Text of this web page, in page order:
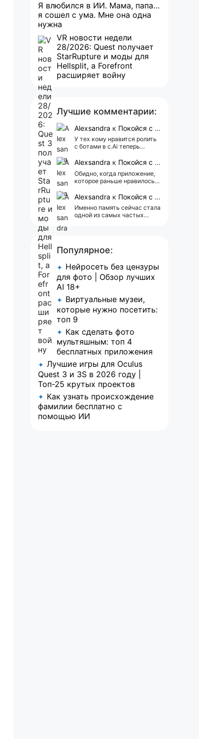
Я влюбился в ИИ. Мама, папа…
я сошел с ума. Мне она одна
нужна
VR новости недели
28/2026: Quest получает
StarRupture и моды для
Hellsplit, а Forefront
расширяет войну
Лучшие комментарии:
Alexsandra к Покойся с миром, Character.AI. Тебя убили собственные разработчики
У тех кому нравится ролить
с ботами в c.Ai теперь
АААААА 😁 ХВАТИТ 🤯😖😵‍💫
Alexsandra к Покойся с миром, Character.AI. Тебя убили собственные разработчики
Обидно, когда приложение,
которое раньше нравилось, а
реклама 😢
Alexsandra к Покойся с миром, Character.AI. Тебя убили собственные разработчики
Именно память сейчас стала
одной из самых частых
Популярное:
✦ Нейросеть без цензуры
для фото | Обзор лучших
AI 18+
✦ Виртуальные музеи,
которые нужно посетить:
топ 9
✦ Как сделать фото
мультяшным: топ 4
бесплатных приложения
✦ Лучшие игры для Oculus
Quest 3 и 3S в 2026 году |
Топ-25 крутых проектов
✦ Как узнать происхождение
фамилии бесплатно с
помощью ИИ